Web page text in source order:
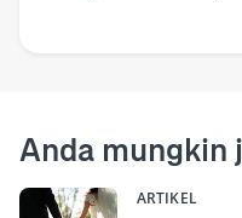
Anda mungkin
ARTIKEL